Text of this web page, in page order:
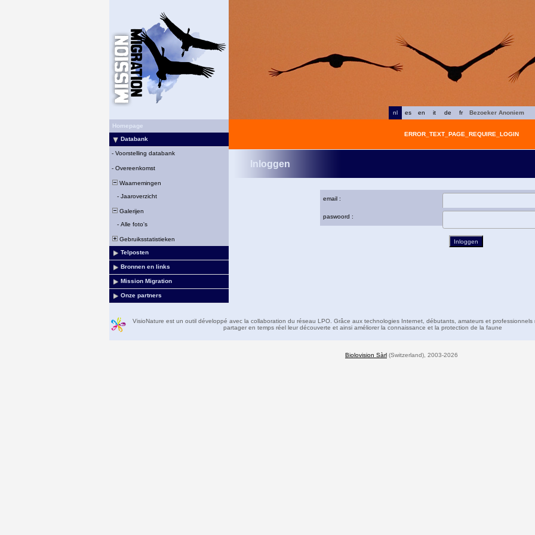
fr
de
it
en
es
nl
Bezoeker Anoniem
Homepage
Databank
- Voorstelling databank
- Overeenkomst
Waarnemingen
- Jaaroverzicht
Galerijen
- Alle foto's
Gebruiksstatistieken
Telposten
Bronnen en links
Mission Migration
Onze partners
ERROR_TEXT_PAGE_REQUIRE_LOGIN
Inloggen
email :
paswoord :
VisioNature est un outil développé avec la collaboration du réseau LPO. Grâce aux technologies Internet, débutants, amateurs et professionnels
partager en temps réel leur découverte et ainsi améliorer la connaissance et la protection de la faune
Biolovision Sàrl (Switzerland), 2003-2026